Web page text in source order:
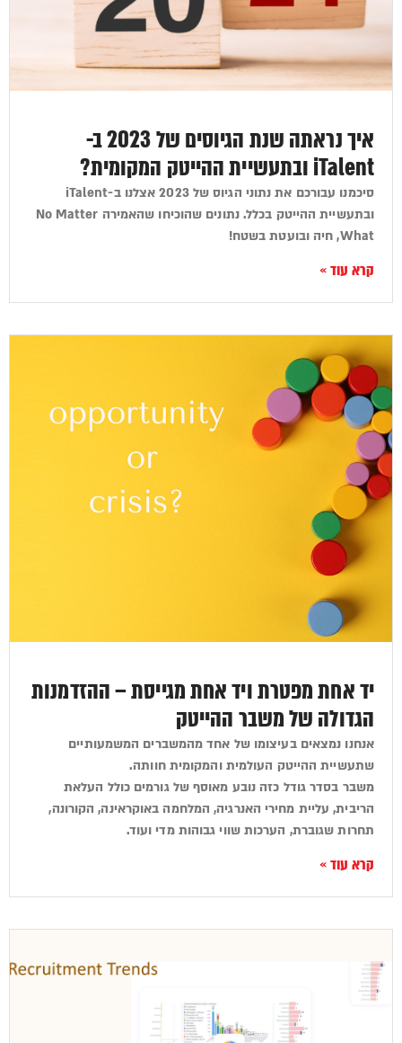
איך נראתה שנת הגיוסים של 2023 ב-
iTalent ובתעשיית ההייטק המקומית?
סיכמנו עבורכם את נתוני הגיוס של 2023 אצלנו ב-iTalent
ובתעשיית ההייטק בכלל. נתונים שהוכיחו שהאמירה No Matter
What, חיה ובועטת בשטח!
קרא עוד »
יד אחת מפטרת ויד אחת מגייסת – ההזדמנות
הגדולה של משבר ההייטק
אנחנו נמצאים בעיצומו של אחד מהמשברים המשמעותיים
שתעשיית ההייטק העולמית והמקומית חוותה.
משבר בסדר גודל כזה נובע מאוסף של גורמים כולל העלאת
הריבית, עליית מחירי האנרגיה, המלחמה באוקראינה, הקורונה,
תחרות שגוברת, הערכות שווי גבוהות מדי ועוד.
קרא עוד »